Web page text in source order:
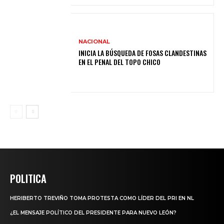
NACIONAL
INICIA LA BÚSQUEDA DE FOSAS CLANDESTINAS
EN EL PENAL DEL TOPO CHICO
POLITICA
HERIBERTO TREVIÑO TOMA PROTESTA COMO LÍDER DEL PRI EN NL
¿EL MENSAJE POLÍTICO DEL PRESIDENTE PARA NUEVO LEÓN?